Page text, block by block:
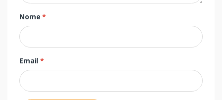
Nome*
Email*